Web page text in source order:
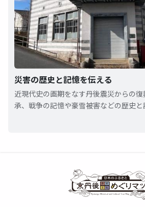
災害の歴史と記憶を伝える
近現代史の画期をなす丹後震災からの
承、戦争の記憶や豪雪被害などの歴史